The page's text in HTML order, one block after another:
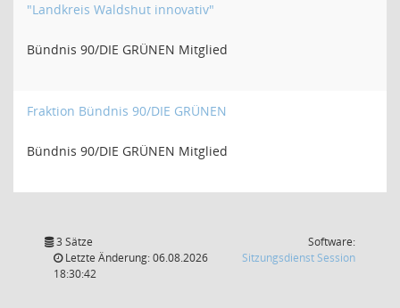
"Landkreis Waldshut innovativ"
Bündnis 90/DIE GRÜNEN Mitglied
Fraktion Bündnis 90/DIE GRÜNEN
Bündnis 90/DIE GRÜNEN Mitglied
3 Sätze
Letzte Änderung: 06.08.2026
18:30:42
Software:
Sitzungsdienst Session(Wird in